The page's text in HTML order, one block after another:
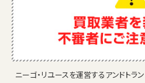
ニーゴ・リユースを運営するアンドト